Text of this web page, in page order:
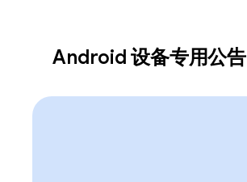
Android 设备专用公告